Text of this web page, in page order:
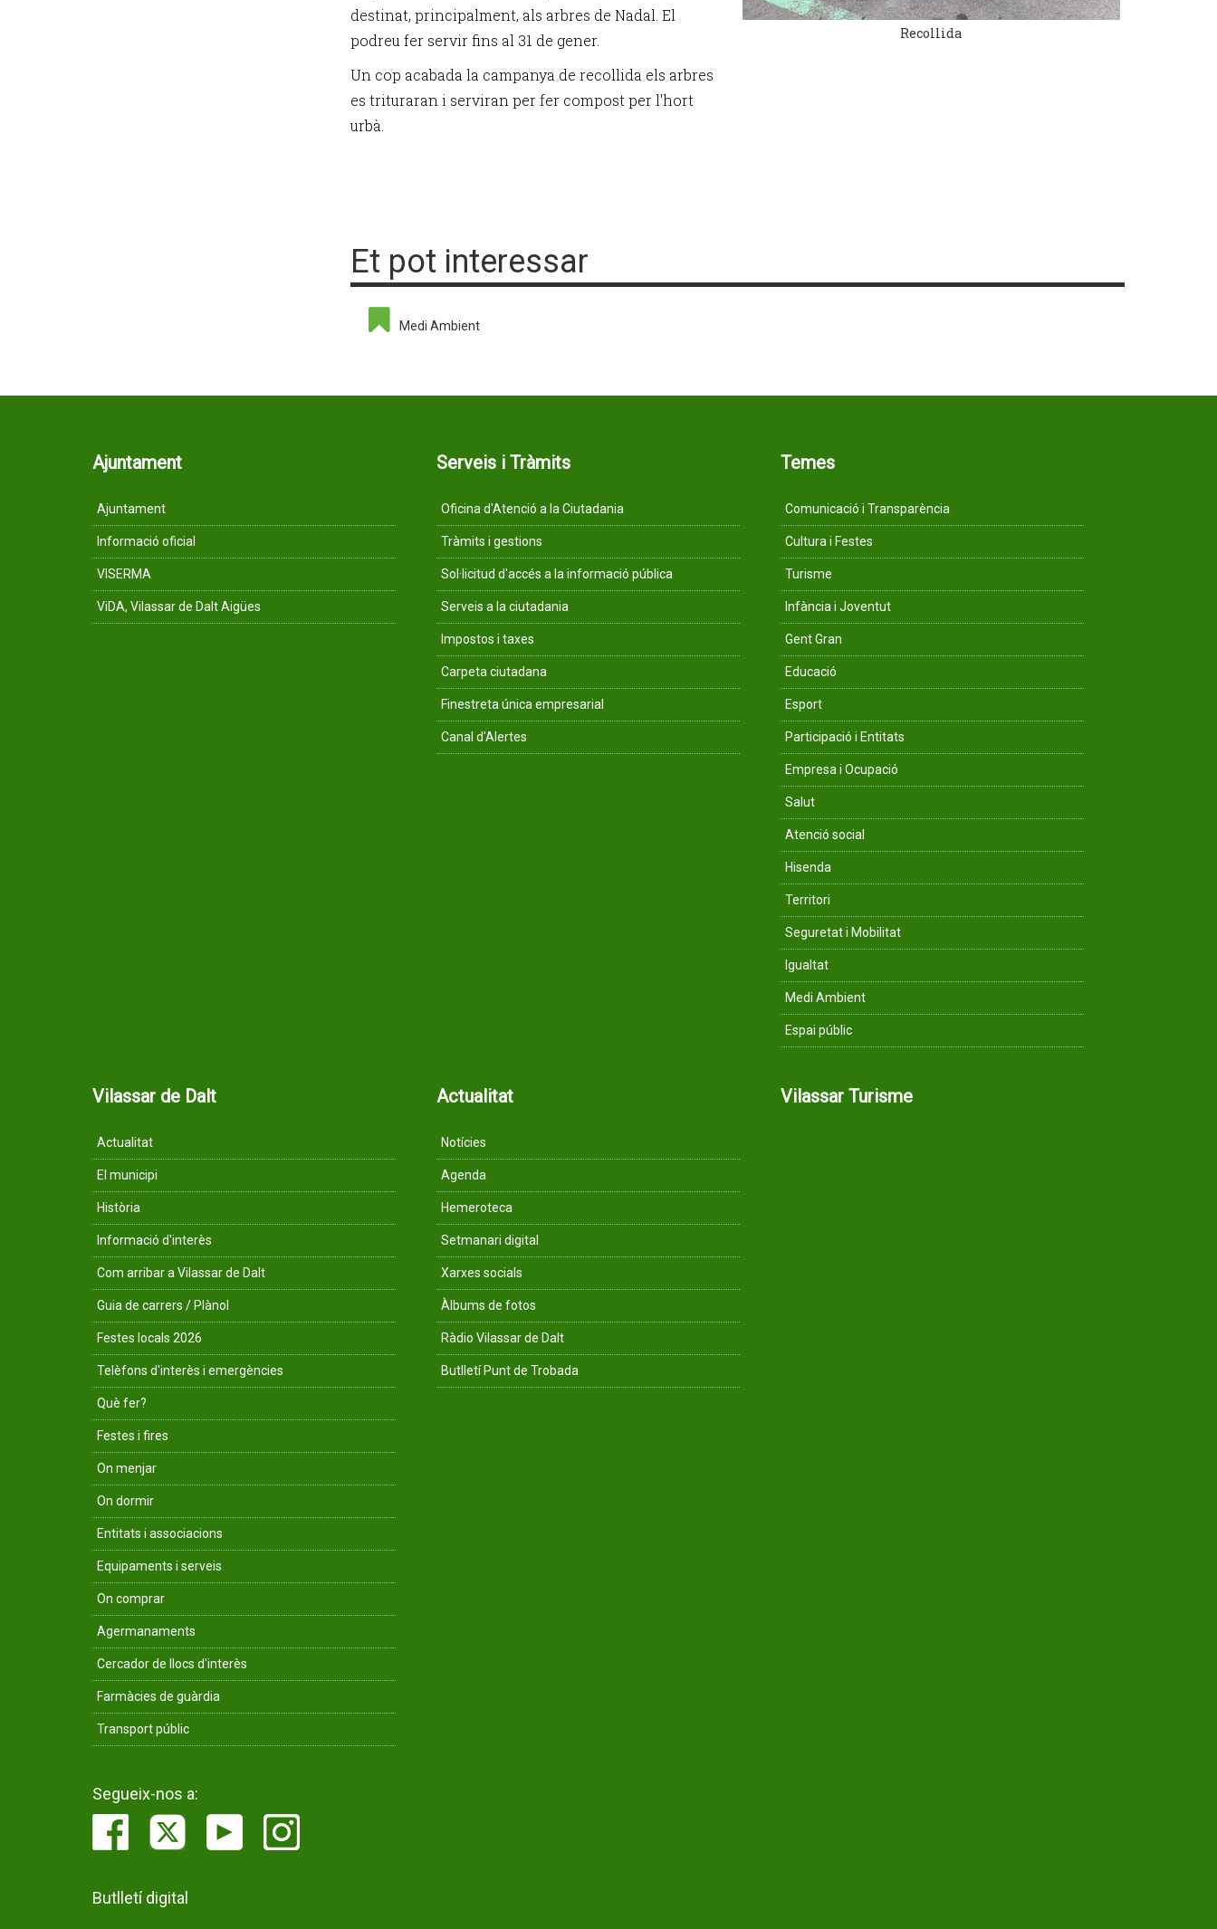
destinat, principalment, als arbres de Nadal. El
podreu fer servir fins al 31 de gener.
Un cop acabada la campanya de recollida els arbres
es trituraran i serviran per fer compost per l'hort
urbà.
Recollida
Et pot interessar
Medi Ambient
Ajuntament
Ajuntament
Informació oficial
VISERMA
ViDA, Vilassar de Dalt Aigües
Serveis i Tràmits
Oficina d'Atenció a la Ciutadania
Tràmits i gestions
Sol·licitud d'accés a la informació pública
Serveis a la ciutadania
Impostos i taxes
Carpeta ciutadana
Finestreta única empresarial
Canal d'Alertes
Temes
Comunicació i Transparència
Cultura i Festes
Turisme
Infància i Joventut
Gent Gran
Educació
Esport
Participació i Entitats
Empresa i Ocupació
Salut
Atenció social
Hisenda
Territori
Seguretat i Mobilitat
Igualtat
Medi Ambient
Espai públic
Vilassar de Dalt
Actualitat
El municipi
Història
Informació d'interès
Com arribar a Vilassar de Dalt
Guia de carrers / Plànol
Festes locals 2026
Telèfons d'interès i emergències
Què fer?
Festes i fires
On menjar
On dormir
Entitats i associacions
Equipaments i serveis
On comprar
Agermanaments
Cercador de llocs d'interès
Farmàcies de guàrdia
Transport públic
Actualitat
Notícies
Agenda
Hemeroteca
Setmanari digital
Xarxes socials
Àlbums de fotos
Ràdio Vilassar de Dalt
Butlletí Punt de Trobada
Vilassar Turisme
Segueix-nos a:
Butlletí digital